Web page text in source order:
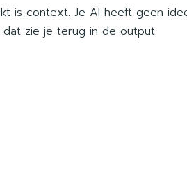
is context. Je AI heeft geen
zie je terug in de output.